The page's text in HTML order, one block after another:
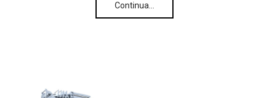
Continua…